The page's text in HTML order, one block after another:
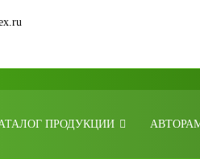
ПРОДУКЦИИ